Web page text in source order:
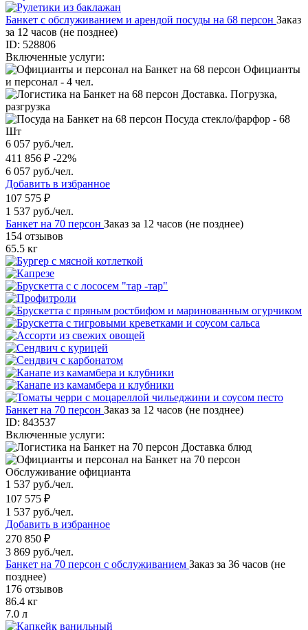
Банкет с обслуживанием и арендой посуды на 68 персон Заказ
за 12 часов (не позднее)
ID: 528806
Включенные услуги:
Официанты
и персонал - 4 чел.
Доставка. Погрузка,
разгрузка
Посуда стекло/фарфор - 68
Шт
6 057 руб./чел.
411 856 ₽ -22%
6 057 руб./чел.
Добавить в избранное
107 575 ₽
1 537 руб./чел.
Банкет на 70 персон Заказ за 12 часов (не позднее)
154 отзывов
65.5 кг
Банкет на 70 персон Заказ за 12 часов (не позднее)
ID: 843537
Включенные услуги:
Доставка блюд
Обслуживание официанта
1 537 руб./чел.
107 575 ₽
1 537 руб./чел.
Добавить в избранное
270 850 ₽
3 869 руб./чел.
Банкет на 70 персон с обслуживанием Заказ за 36 часов (не
позднее)
176 отзывов
86.4 кг
7.0 л